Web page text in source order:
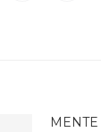
MENTE